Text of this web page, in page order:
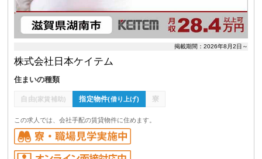
掲載期間：2026年8月2日～
株式会社日本ケイテム
住まいの種類
自由(家賃補助) 指定物件(借り上げ) 寮
この求人では、会社手配の賃貸物件に住めます。